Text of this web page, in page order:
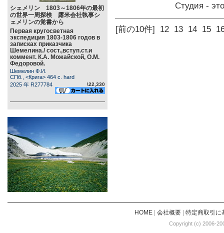
シェメリン 1803～1806年の最初
の世界一周探検 露米会社執事シ
ェメリンの覚書から
Первая кругосветная
экспедиция 1803-1806 годов в
записках приказчика
Шемелина./ сост.,вступ.ст.и
коммент. К.А. Можайской, О.М.
Федоровой.
Шемелин Ф.И.
СПб., <Крига> 464 c. hard
2025 年 R277784
\22,330
Студия -
[前の10件] 12 13 14 15
HOME| 会社概要| 特定商取引に
Copyright (c) 2006-